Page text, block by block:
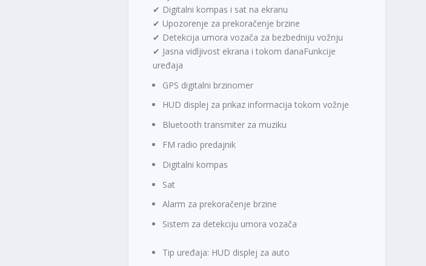
✔ Digitalni kompas i sat na ekranu
✔ Upozorenje za prekoračenje brzine
✔ Detekcija umora vozača za bezbedniju vožnju
✔ Jasna vidljivost ekrana i tokom danaFunkcije
uređaja
GPS digitalni brzinomer
HUD displej za prikaz informacija tokom vožnje
Bluetooth transmiter za muziku
FM radio predajnik
Digitalni kompas
Sat
Alarm za prekoračenje brzine
Sistem za detekciju umora vozača
Tip uređaja: HUD displej za auto